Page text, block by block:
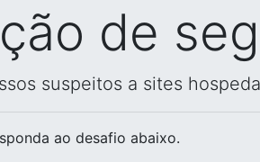
de
suspeitos a sites
ao desafio abaixo.